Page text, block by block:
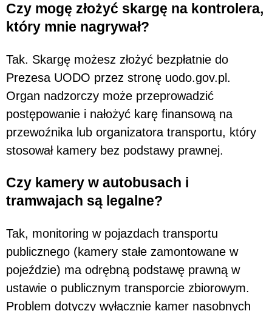
Czy mogę złożyć skargę na kontrolera,
który mnie nagrywał?
Tak. Skargę możesz złożyć bezpłatnie do
Prezesa UODO przez stronę uodo.gov.pl.
Organ nadzorczy może przeprowadzić
postępowanie i nałożyć karę finansową na
przewoźnika lub organizatora transportu, który
stosował kamery bez podstawy prawnej.
Czy kamery w autobusach i
tramwajach są legalne?
Tak, monitoring w pojazdach transportu
publicznego (kamery stałe zamontowane w
pojeździe) ma odrębną podstawę prawną w
ustawie o publicznym transporcie zbiorowym.
Problem dotyczy wyłącznie kamer nasobnych